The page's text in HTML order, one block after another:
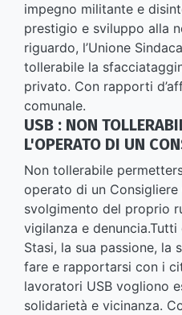
impegno militante e
prestigio e sviluppo alla
riguardo, l’Unione
tollerabile la
privato. Con rapporti
comunale.
USB : NON
L'OPERATO DI UN
Non tollerabile
operato di un Consigliere
svolgimento del proprio
vigilanza e denuncia.Tutti
Stasi, la sua passione, la
fare e rapportarsi con i
lavoratori USB vogliono
solidarietà e vicinanza.